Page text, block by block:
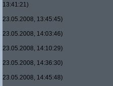
13:41:21)
23.05.2008, 13:45:45)
23.05.2008, 14:03:46)
23.05.2008, 14:10:29)
23.05.2008, 14:36:30)
23.05.2008, 14:45:48)